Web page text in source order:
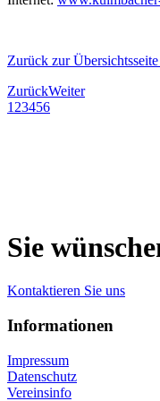
Zurück zur
ZurückWeiter
1 23456
Sie
Kontaktieren Sie uns
Informationen
Impressum
Datenschutz
Vereinsinfo